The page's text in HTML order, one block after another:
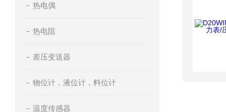
热电偶
热电阻
差压变送器
物位计，液位计，料位计
温度传感器